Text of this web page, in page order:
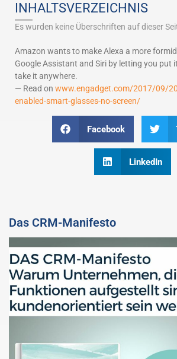
INHALTSVERZEICHNIS
Es wurden keine Überschriften auf dieser
Amazon wants to make Alexa a more
Google Assistant and Siri by letting you put
take it anywhere.
— Read on www.engadget.com/2017/09/
enabled-smart-glasses-no-screen/
Facebook
LinkedIn
Das CRM-Manifesto